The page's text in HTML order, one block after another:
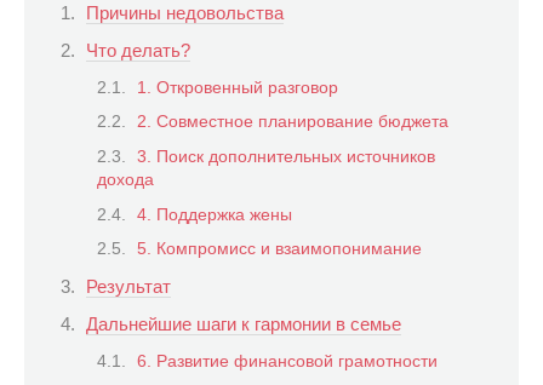
Причины недовольства
Что делать?
1. Откровенный разговор
2. Совместное планирование бюджета
3. Поиск дополнительных источников
дохода
4. Поддержка жены
5. Компромисс и взаимопонимание
Результат
Дальнейшие шаги к гармонии в семье
6. Развитие финансовой грамотности